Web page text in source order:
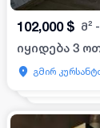
102,000 $ მ² -
იყიდება 3
გმირ